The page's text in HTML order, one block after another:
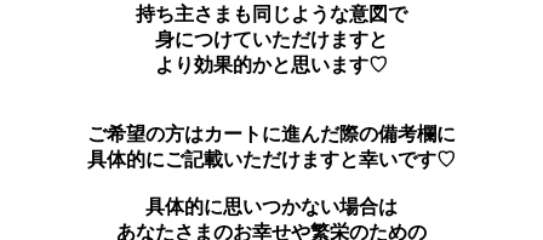
持ち主さまも同じような意図で
身につけていただけますと
より効果的かと思います♡
ご希望の方はカートに進んだ際の備考欄に
具体的にご記載いただけますと幸いです♡
具体的に思いつかない場合は
あなたさまのお幸せや繁栄のための